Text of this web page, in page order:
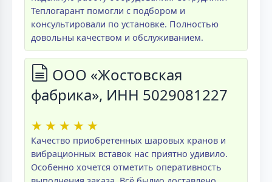
Теплогарант помогли с подбором и
консультировали по установке. Полностью
довольны качеством и обслуживанием.
ООО «Жостовская
фабрика», ИНН 5029081227
★ ★ ★ ★ ★
Качество приобретенных шаровых кранов и
вибрационных вставок нас приятно удивило.
Особенно хочется отметить оперативность